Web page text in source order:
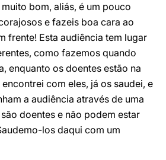
bom, aliás, é um pouco
e fazeis boa cara ao
frente! Esta audiência tem lugar
como fazemos quando
enquanto os doentes estão na
encontrei com eles, já os saudei, e
a audiência através de uma
doentes e não podem estar
los daqui com um